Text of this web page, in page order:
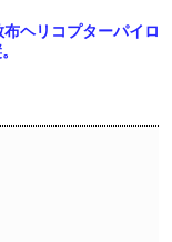
布ヘリコプターパイロ